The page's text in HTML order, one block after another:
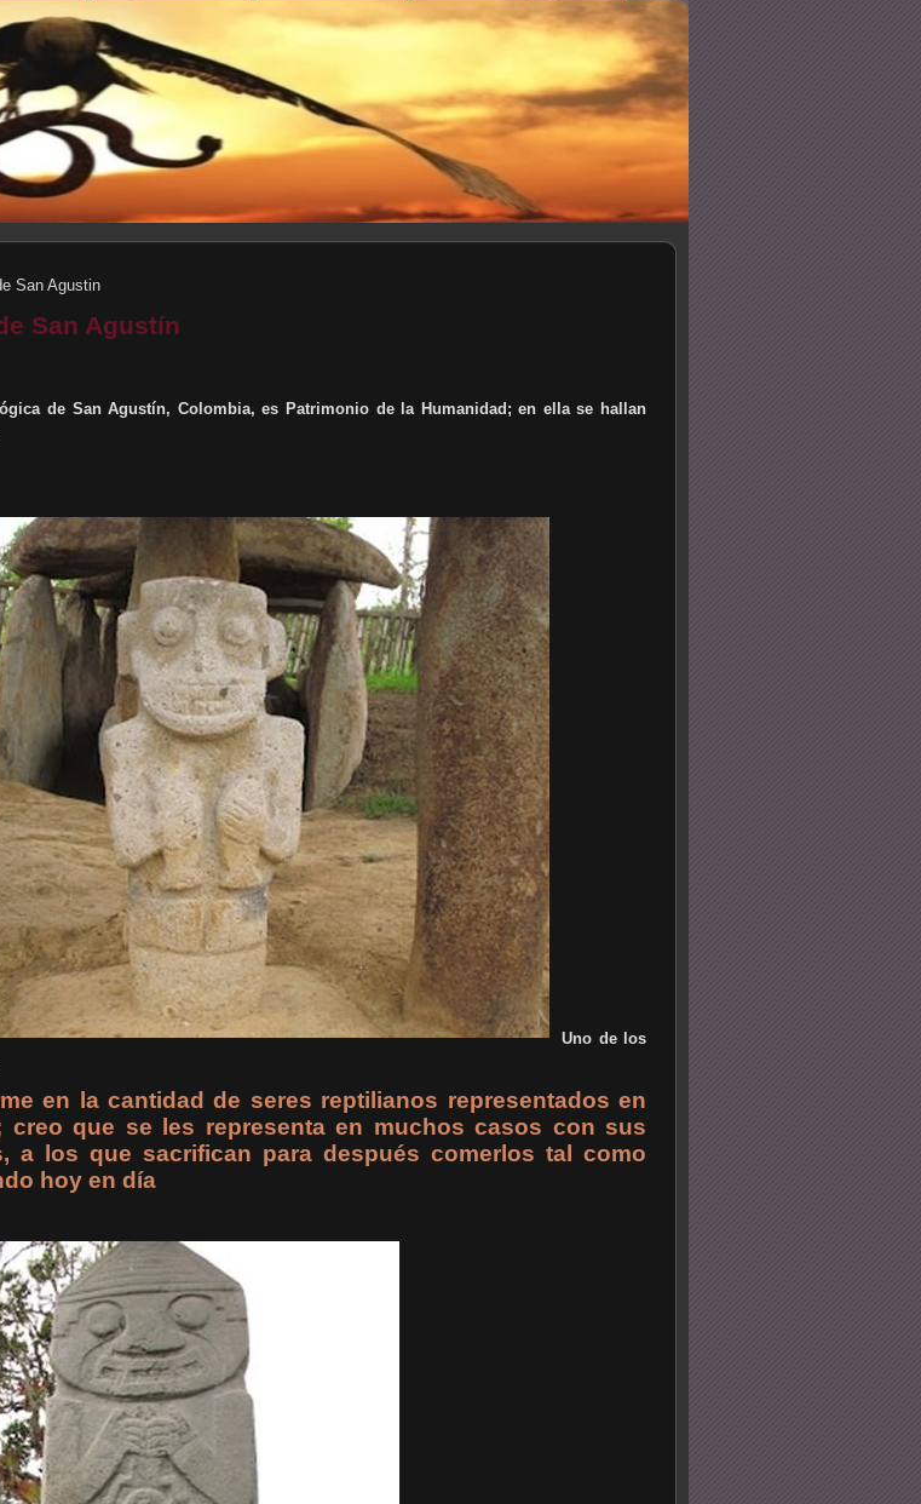
San Agustin
San Agustín
de San Agustín, Colombia, es Patrimonio de la Humanidad; en ella se hallan
Uno de los
en la cantidad de seres reptilianos representados en
creo que se les representa en muchos casos con sus
a los que sacrifican para después comerlos tal como
hoy en día